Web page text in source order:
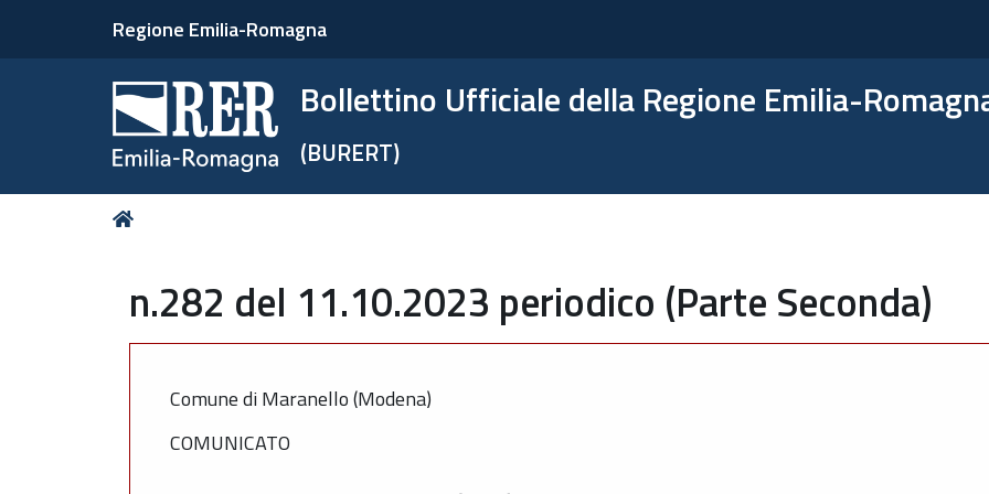
Regione Emilia-Romagna
Bollettino Ufficiale della Regione Emilia-
(BURERT)
Tu
n.282 del 11.10.2023 periodico (Parte Seconda)
Comune di Maranello (Modena)
COMUNICATO